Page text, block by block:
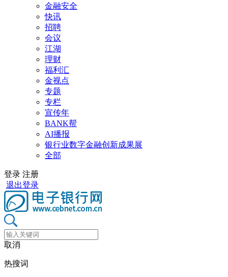
金融安全
快讯
招聘
会议
江湖
理财
福利汇
金视点
专题
专栏
宣传年
BANK帮
AI播报
银行业数字金融创新成果展
全部
登录 注册
退出登录
取消
热搜词